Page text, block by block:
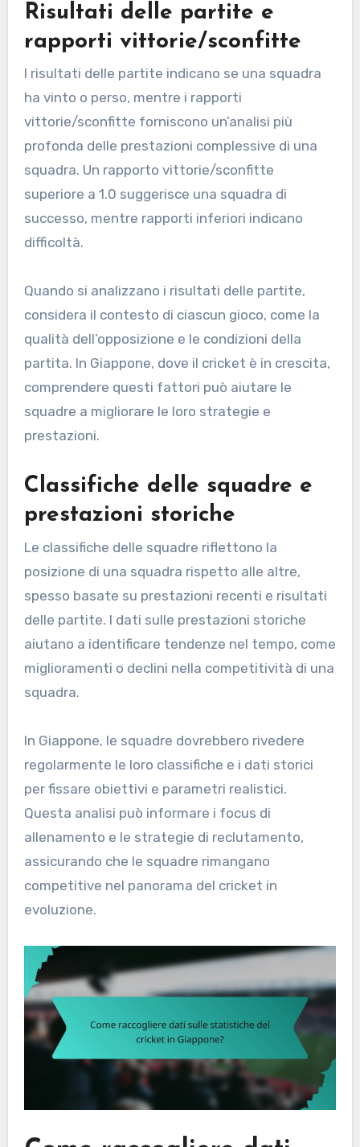
Risultati delle partite e
rapporti vittorie/sconfitte
I risultati delle partite indicano se una squadra
ha vinto o perso, mentre i rapporti
vittorie/sconfitte forniscono un’analisi più
profonda delle prestazioni complessive di una
squadra. Un rapporto vittorie/sconfitte
superiore a 1.0 suggerisce una squadra di
successo, mentre rapporti inferiori indicano
difficoltà.
Quando si analizzano i risultati delle partite,
considera il contesto di ciascun gioco, come la
qualità dell’opposizione e le condizioni della
partita. In Giappone, dove il cricket è in crescita,
comprendere questi fattori può aiutare le
squadre a migliorare le loro strategie e
prestazioni.
Classifiche delle squadre e
prestazioni storiche
Le classifiche delle squadre riflettono la
posizione di una squadra rispetto alle altre,
spesso basate su prestazioni recenti e risultati
delle partite. I dati sulle prestazioni storiche
aiutano a identificare tendenze nel tempo, come
miglioramenti o declini nella competitività di una
squadra.
In Giappone, le squadre dovrebbero rivedere
regolarmente le loro classifiche e i dati storici
per fissare obiettivi e parametri realistici.
Questa analisi può informare i focus di
allenamento e le strategie di reclutamento,
assicurando che le squadre rimangano
competitive nel panorama del cricket in
evoluzione.